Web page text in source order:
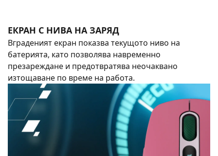
ЕКРАН С НИВА НА ЗАРЯД
Вграденият екран показва текущото ниво на
батерията, като позволява навременно
презареждане и предотвратява неочаквано
изтощаване по време на работа.